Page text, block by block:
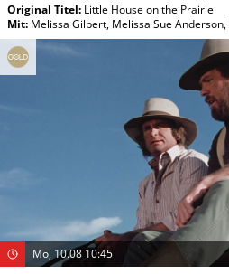
Original Titel: Little House on the Prairie
Mit: Melissa Gilbert, Melissa Sue Anderson,
Mo, 10.08 10:45